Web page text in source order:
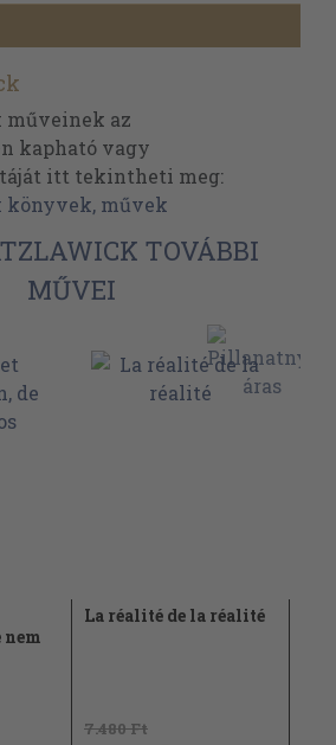
az
kapható vagy
itt tekintheti meg:
művek
TOVÁBBI
MŰVEI
nem
La réalité de la réalité
7.480 Ft